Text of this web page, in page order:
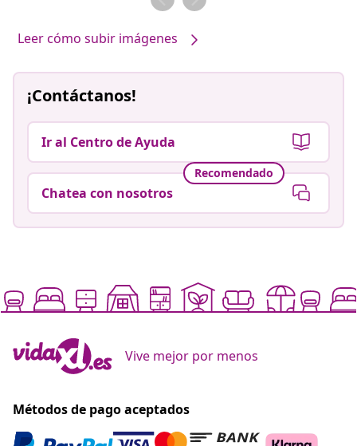
Leer cómo subir imágenes
¡Contáctanos!
Ir al Centro de Ayuda
Recomendado
Chatea con nosotros
Vive mejor por menos
Métodos de pago aceptados